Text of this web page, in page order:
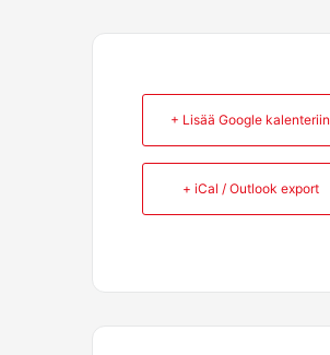
+ Lisää Google kalenteriin
+ iCal / Outlook export